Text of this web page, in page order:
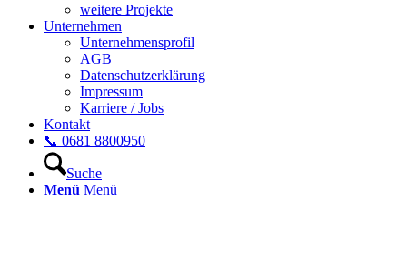
weitere Projekte
Unternehmen
Unternehmensprofil
AGB
Datenschutzerklärung
Impressum
Karriere / Jobs
Kontakt
📞 0681 8800950
Suche
Menü Menü